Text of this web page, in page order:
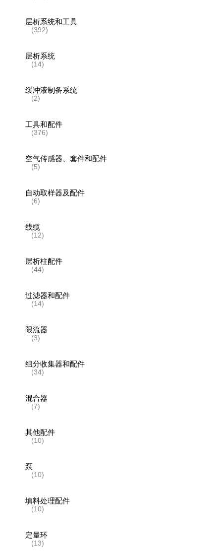
层析系统和工具
(392)
层析系统
(14)
缓冲液制备系统
(2)
工具和配件
(376)
空气传感器、套件和配件
(5)
自动取样器及配件
(6)
线缆
(12)
层析柱配件
(44)
过滤器和配件
(14)
限流器
(3)
组分收集器和配件
(34)
混合器
(7)
其他配件
(10)
泵
(10)
填料处理配件
(10)
定量环
(13)